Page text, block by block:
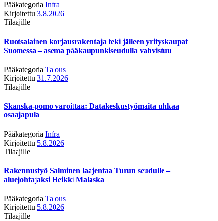
Pääkategoria Infra
Kirjoitettu 3.8.2026
Tilaajille
Ruotsalainen korjausrakentaja teki jälleen yrityskaupat
Suomessa – asema pääkaupunkiseudulla vahvistuu
Pääkategoria Talous
Kirjoitettu 31.7.2026
Tilaajille
Skanska-pomo varoittaa: Datakeskustyömaita uhkaa
osaajapula
Pääkategoria Infra
Kirjoitettu 5.8.2026
Tilaajille
Rakennustyö Salminen laajentaa Turun seudulle –
aluejohtajaksi Heikki Malaska
Pääkategoria Talous
Kirjoitettu 5.8.2026
Tilaajille